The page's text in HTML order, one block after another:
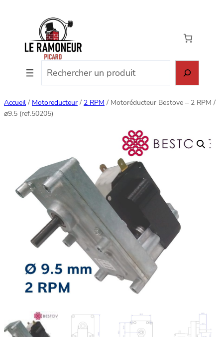
contenu
Accueil / Motoreducteur / 2 RPM / Motoréducteur Bestove – 2 RPM /
⌀9.5 (ref.50205)